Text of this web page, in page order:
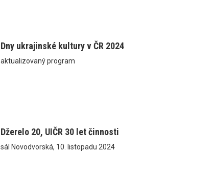
Dny ukrajinské kultury v ČR 2024
aktualizovaný program
Džerelo 20, UIČR 30 let činnosti
sál Novodvorská, 10. listopadu 2024